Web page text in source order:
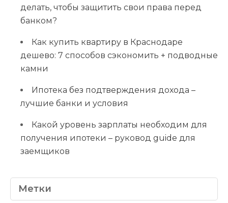
делать, чтобы защитить свои права перед
банком?
Как купить квартиру в Краснодаре
дешево: 7 способов сэкономить + подводные
камни
Ипотека без подтверждения дохода –
лучшие банки и условия
Какой уровень зарплаты необходим для
получения ипотеки – руковод guide для
заемщиков
Метки